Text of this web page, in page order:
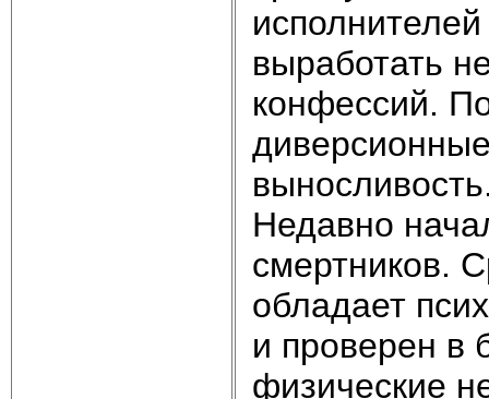
выработать
конфессий.
Недавно
смертников.
обладает
и проверен в
физические